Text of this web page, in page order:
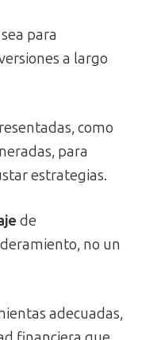
para
a largo
como
para
estrategias.
de
no un
adecuadas,